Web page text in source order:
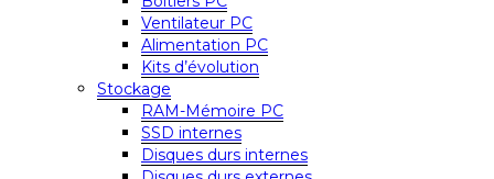
Ventilateur PC
Alimentation PC
Kits d’évolution
Stockage
RAM-Mémoire PC
SSD internes
Disques durs internes